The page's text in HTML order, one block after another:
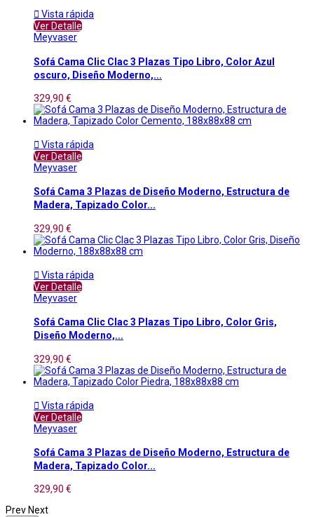
 Vista rápida
Ver Detalle
Meyvaser
Sofá Cama Clic Clac 3 Plazas Tipo Libro, Color Azul
oscuro, Diseño Moderno,...
329,90 €
 Vista rápida
Ver Detalle
Meyvaser
Sofá Cama 3 Plazas de Diseño Moderno, Estructura de
Madera, Tapizado Color...
329,90 €
 Vista rápida
Ver Detalle
Meyvaser
Sofá Cama Clic Clac 3 Plazas Tipo Libro, Color Gris,
Diseño Moderno,...
329,90 €
 Vista rápida
Ver Detalle
Meyvaser
Sofá Cama 3 Plazas de Diseño Moderno, Estructura de
Madera, Tapizado Color...
329,90 €
Prev Next